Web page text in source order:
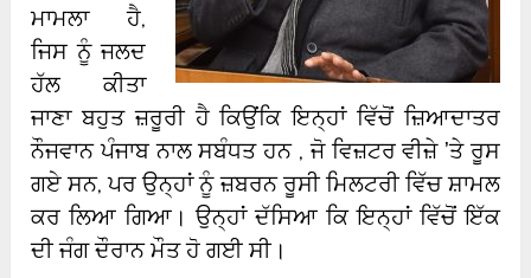
ਮਾਮਲਾ ਹੈ,
ਜਿਸ ਨੂੰ ਜਲਦ
ਹੱਲ ਕੀਤਾ
ਜਾਣਾ ਬਹੁਤ ਜ਼ਰੂਰੀ ਹੈ ਕਿਉਂਕਿ ਇਨ੍ਹਾਂ ਵਿੱਚੋਂ ਜ਼ਿਆਦਾਤਰ
ਨੌਜਵਾਨ ਪੰਜਾਬ ਨਾਲ ਸਬੰਧਤ ਹਨ , ਜੋ ਵਿਜ਼ਟਰ ਵੀਜ਼ੇ ’ਤੇ ਰੂਸ
ਗਏ ਸਨ, ਪਰ ਉਨ੍ਹਾਂ ਨੂੰ ਜ਼ਬਰਨ ਰੂਸੀ ਮਿਲਟਰੀ ਵਿੱਚ ਸ਼ਾਮਲ
ਕਰ ਲਿਆ ਗਿਆ। ਉਨ੍ਹਾਂ ਦੱਸਿਆ ਕਿ ਇਨ੍ਹਾਂ ਵਿੱਚੋਂ ਇੱਕ
ਦੀ ਜੰਗ ਦੌਰਾਨ ਮੌਤ ਹੋ ਗਈ ਸੀ।